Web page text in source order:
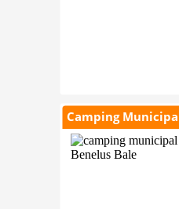
Camping